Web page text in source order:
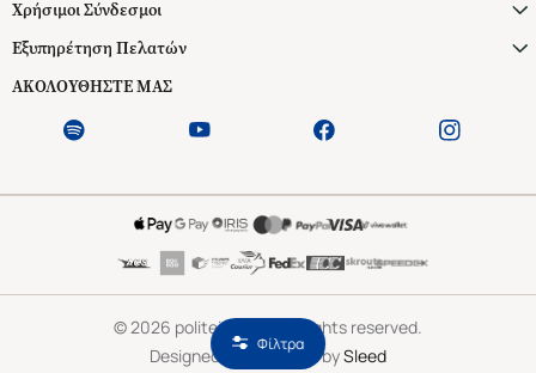
Φίλτρα
Χρήσιμοι Σύνδεσμοι
Εξυπηρέτηση Πελατών
ΑΚΟΛΟΥΘΗΣΤΕ ΜΑΣ
© 2026 politeianet.gr All rights reserved.
Designed & Developed bySleed